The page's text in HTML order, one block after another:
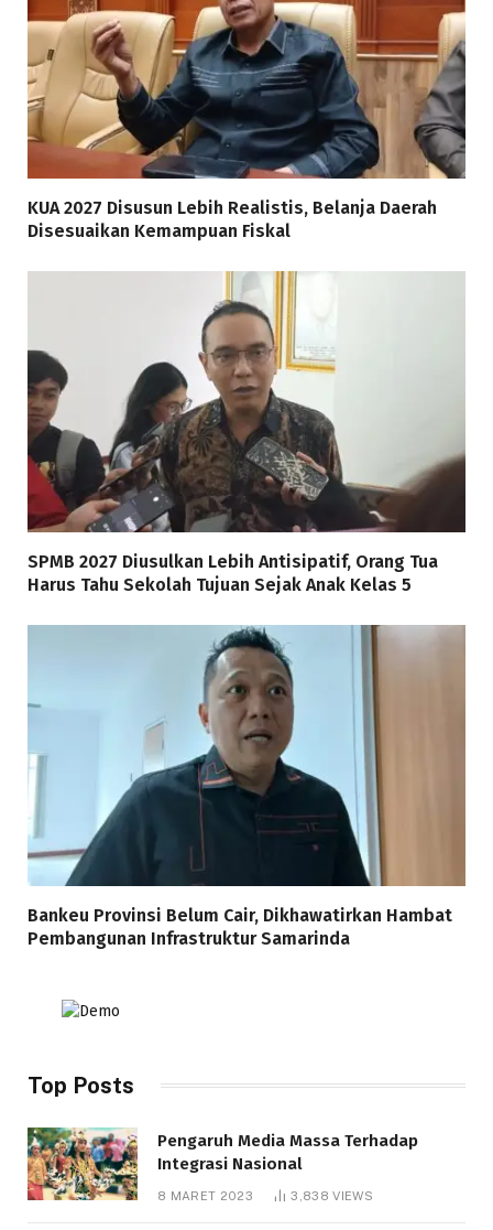
KUA 2027 Disusun Lebih Realistis, Belanja Daerah
Disesuaikan Kemampuan Fiskal
SPMB 2027 Diusulkan Lebih Antisipatif, Orang Tua
Harus Tahu Sekolah Tujuan Sejak Anak Kelas 5
Bankeu Provinsi Belum Cair, Dikhawatirkan Hambat
Pembangunan Infrastruktur Samarinda
Top Posts
Pengaruh Media Massa Terhadap
Integrasi Nasional
8 MARET 2023 3,838VIEWS